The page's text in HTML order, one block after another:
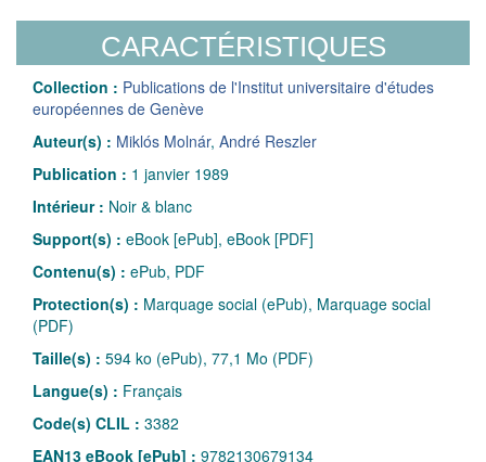
CARACTÉRISTIQUES
Collection : Publications de l'Institut universitaire d'études
européennes de Genève
Auteur(s) : Miklós Molnár, André Reszler
Publication : 1 janvier 1989
Intérieur : Noir & blanc
Support(s) : eBook [ePub], eBook [PDF]
Contenu(s) : ePub, PDF
Protection(s) : Marquage social (ePub), Marquage social
(PDF)
Taille(s) : 594 ko (ePub), 77,1 Mo (PDF)
Langue(s) : Français
Code(s) CLIL : 3382
EAN13 eBook [ePub] : 9782130679134